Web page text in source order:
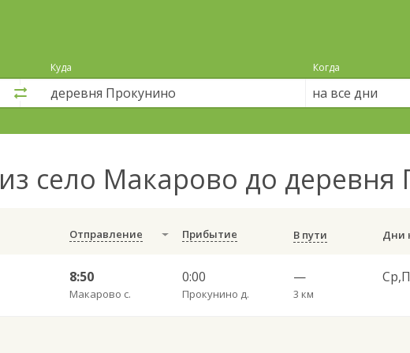
Куда Когда
на все дни
из село Макарово до деревня
Отправление Прибытие В пути
8:50
Макарово с.
0:00
Прокунино д.
—
3 км